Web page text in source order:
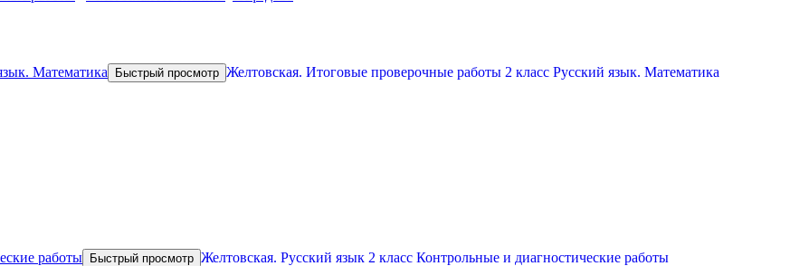
Быстрый просмотр Желтовская. Итоговые проверочные работы 2 класс Русский язык. Математика
Быстрый просмотр Желтовская. Русский язык 2 класс Контрольные и диагностические работы